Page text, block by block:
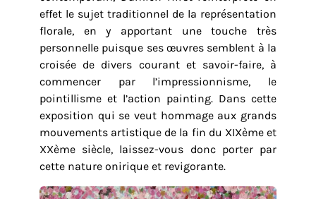
effet le sujet traditionnel de la représentation
florale, en y apportant une touche très
personnelle puisque ses œuvres semblent à la
croisée de divers courant et savoir-faire, à
commencer par l’impressionnisme, le
pointillisme et l’action painting. Dans cette
exposition qui se veut hommage aux grands
mouvements artistique de la fin du XIXème et
XXème siècle, laissez-vous donc porter par
cette nature onirique et revigorante.